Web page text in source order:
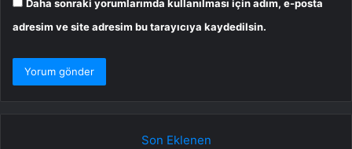
Daha sonraki yorumlarımda kullanılması için adım, e-posta
adresim ve site adresim bu tarayıcıya kaydedilsin.
Son Eklenen